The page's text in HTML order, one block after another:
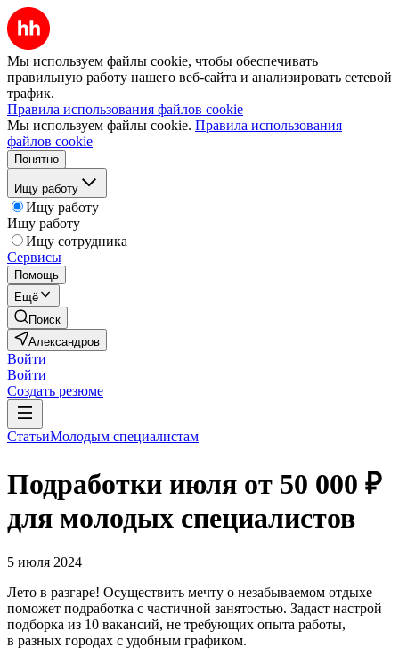
Мы используем файлы cookie, чтобы обеспечивать
правильную работу нашего веб-сайта и анализировать сетевой
трафик.
Правила использования файлов cookie
Мы используем файлы cookie. Правила использования
файлов cookie
Понятно
Ищу работу
Ищу работу
Ищу работу
Ищу сотрудника
Сервисы
Помощь
Ещё
Поиск
Александров
Войти
Войти
Создать резюме
СтатьиМолодым специалистам
Подработки июля от 50 000 ₽
для молодых специалистов
5 июля 2024
Лето в разгаре! Осуществить мечту о незабываемом отдыхе
поможет подработка с частичной занятостью. Задаст настрой
подборка из 10 вакансий, не требующих опыта работы,
в разных городах с удобным графиком.